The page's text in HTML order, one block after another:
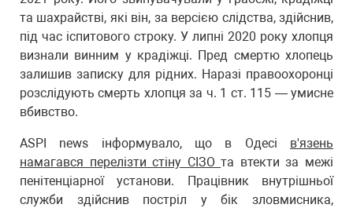
та шахрайстві, які він, за версією слідства, здійснив,
під час іспитового строку. У липні 2020 року хлопця
визнали винним у крадіжці. Пред смертю хлопець
залишив записку для рідних. Наразі правоохоронці
розслідують смерть хлопця за ч. 1 ст. 115 — умисне
вбивство.
ASPI news інформувало, що в Одесі в'язень
намагався перелізти стіну СІЗОта втекти за межі
пенітенціарної установи. Працівник внутрішньої
служби здійснив постріл у бік зловмисника,